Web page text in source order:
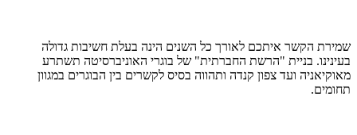
שמירת הקשר איתכם לאורך כל השנים הינה בעלת חשיבות גדולה
בעינינו. בניית "הרשת החברתית" של בוגרי האוניברסיטה תשתרע
מאוקיאניה ועד צפון קנדה ותהווה בסיס לקשרים בין הבוגרים במגוון
תחומים.